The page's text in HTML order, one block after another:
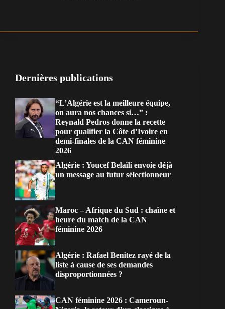
Dernières publications
“L’Algérie est la meilleure équipe,
on aura nos chances si…” :
Reynald Pedros donne la recette
pour qualifier la Côte d’Ivoire en
demi-finales de la CAN féminine
2026
Algérie : Youcef Belaïli envoie déjà
un message au futur sélectionneur
Maroc – Afrique du Sud : chaîne et
heure du match de la CAN
féminine 2026
Algérie : Rafael Benitez rayé de la
liste à cause de ses demandes
disproportionnées ?
CAN féminine 2026 : Cameroun-